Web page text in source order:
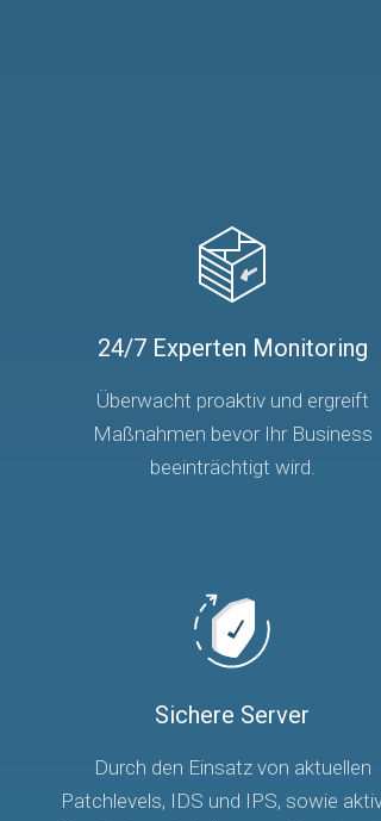
24/7 Experten Monitoring
Überwacht proaktiv und ergreift
Maßnahmen bevor Ihr Business
beeinträchtigt wird.
Sichere Server
Durch den Einsatz von aktuellen
Patchlevels, IDS und IPS, sowie